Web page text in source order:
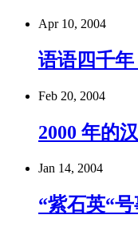
Apr 10, 2004
语语四千
Feb 20, 2004
2000 年的
Jan 14, 2004
“紫石英“